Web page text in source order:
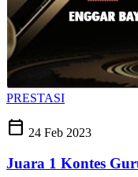
PRESTASI
calendar_today 24 Feb 2023
Juara 1 Kontes